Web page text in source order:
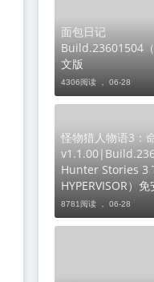
面包日记
Build.23601504
文版
4306阅读 ， 06-28
怪物猎人物语3：
Hunter Stories 3
HYPERVISOR）免
8781阅读 ， 06-28